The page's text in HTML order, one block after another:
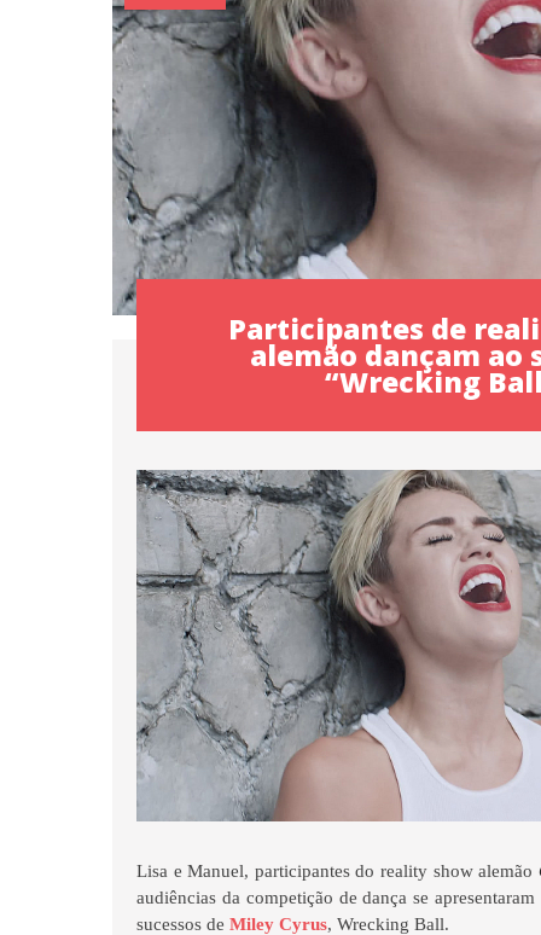
Participantes de
alemão dançam ao
“Wrecking
Lisa e Manuel, participantes do reality show alemão
audiências da competição de dança se
sucessos deMiley Cyrus, Wrecking Ball.